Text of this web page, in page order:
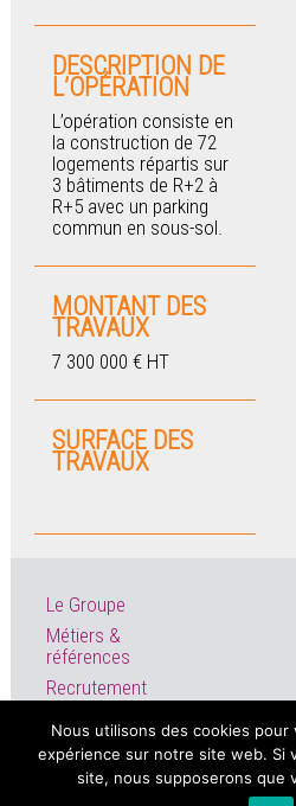
DESCRIPTION DE
L’OPÉRATION
L’opération consiste en
la construction de 72
logements répartis sur
3 bâtiments de R+2 à
R+5 avec un parking
commun en sous-sol.
MONTANT DES
TRAVAUX
7 300 000 € HT
SURFACE DES
TRAVAUX
Le Groupe
Métiers &
références
Recrutement
Actualités
Nous utilisons des cookies pour
expérience sur notre site web. Si
site, nous supposerons que